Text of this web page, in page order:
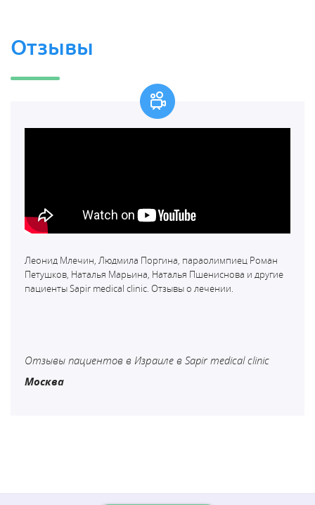
Отзывы
Леонид Млечин, Людмила Поргина, параолимпиец Роман
Петушков, Наталья Марьина, Наталья Пшениснова и другие
пациенты Sapir medical clinic. Отзывы о лечении.
Отзывы пациентов в Израиле в Sapir medical clinic
Москва